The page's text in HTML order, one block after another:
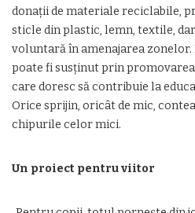
donații de materiale reciclabile,
sticle din plastic, lemn, textile,
voluntară în amenajarea zonelor.
poate fi susținut prin
care doresc să contribuie la
Orice sprijin, oricât de mic,
chipurile celor mici.
Un proiect pentru viitor